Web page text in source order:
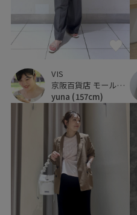
VIS
京阪百貨店 モール京橋店
yuna (157cm)